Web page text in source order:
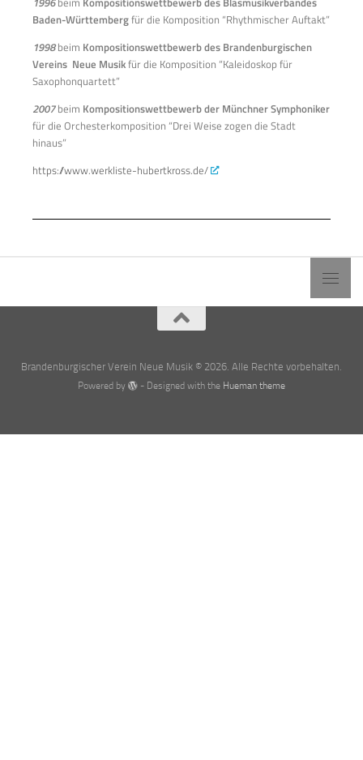
Baden-Württembergfür die Komposition “Rhythmischer Auftakt”
1998beim Kompositionswettbewerb des Brandenburgischen
Vereins Neue Musikfür die Komposition “Kaleidoskop für
Saxophonquartett”
2007beim Kompositionswettbewerb der Münchner Symphoniker
für die Orchesterkomposition “Drei Weise zogen die Stadt
hinaus”
https://www.werkliste-hubertkross.de/
Brandenburgischer Verein Neue Musik © 2026. Alle Rechte vorbehalten.
Powered by - Designed with the Hueman theme